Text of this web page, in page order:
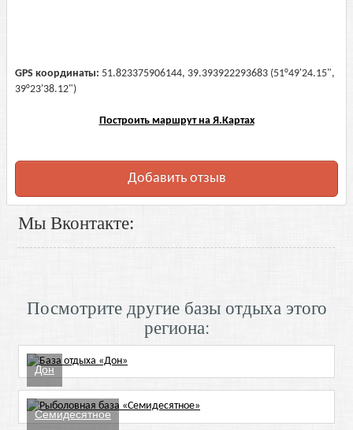
GPS координаты: 51.823375906144, 39.393922293683 (51°49'24.15",
39°23'38.12")
Построить маршрут на Я.Картах
Добавить отзыв
Мы Вконтакте:
Посмотрите другие базы отдыха этого
региона:
Дон
Семидесятное